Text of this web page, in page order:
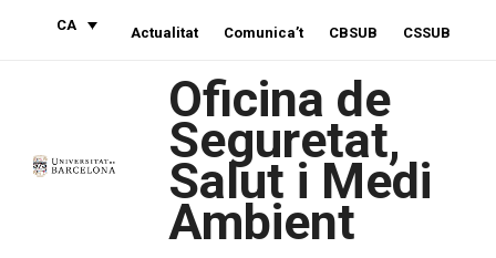
CA Actualitat Comunica’t CBSUB CSSUB
Oficina de
Seguretat,
Salut i Medi
Ambient